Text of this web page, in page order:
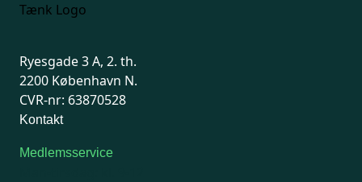
Ryesgade 3 A, 2. th.
2200 København N.
CVR-nr: 63870528
Kontakt
Medlemsservice